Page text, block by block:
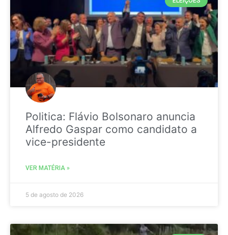
Politica: Flávio Bolsonaro anuncia
Alfredo Gaspar como candidato a
vice-presidente
VER MATÉRIA »
5 de agosto de 2026